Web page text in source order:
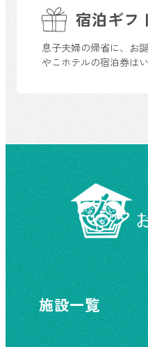
宿泊ギフ
息子夫婦の帰省に、お
やこホテルの宿泊券は
施設一覧